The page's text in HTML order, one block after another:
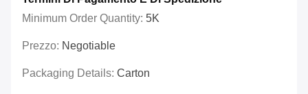
Minimum Order Quantity: 5K
Prezzo: Negotiable
Packaging Details: Carton